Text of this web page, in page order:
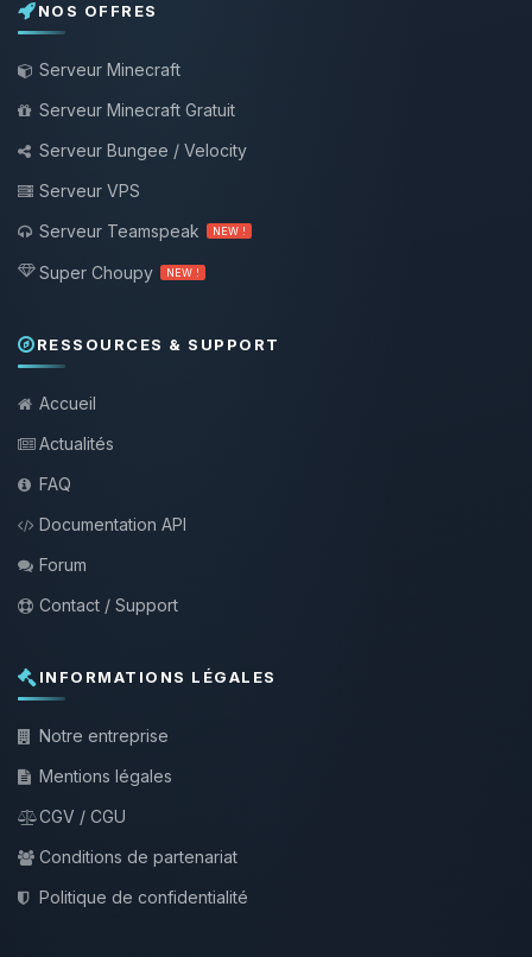
NOS OFFRES
Serveur Minecraft
Serveur Minecraft Gratuit
Serveur Bungee / Velocity
Serveur VPS
Serveur Teamspeak
NEW !
Super Choupy NEW !
RESSOURCES & SUPPORT
Accueil
Actualités
FAQ
Documentation API
Forum
Contact / Support
INFORMATIONS LÉGALES
Notre entreprise
Mentions légales
CGV / CGU
Conditions de partenariat
Politique de confidentialité